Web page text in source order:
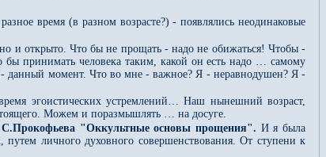
время (в разном возрасте?) - появлялись неодинаковые
и открыто. Что бы не прощать - надо не обижаться! Чтобы -
бы принимать человека таким, какой он есть надо … самому
- данный момент. Что во мне - важное? Я - неравнодушен? Я -
эгоистических устремлений… Наш нынешний возраст,
Можем и поразмышлять … на досуге.
С.Прокофьева "Оккультные основы прощения". И я была
личного духовного совершенствования. От ступени к